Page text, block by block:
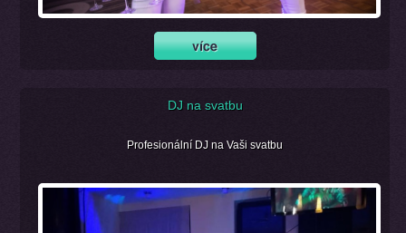
DJ na svatbu
Profesionální DJ na Vaši svatbu